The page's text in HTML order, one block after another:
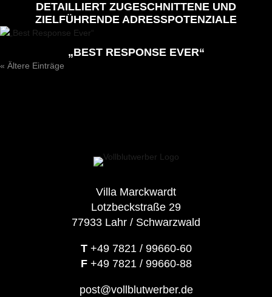
DETAILLIERT ZUGESCHNITTENE UND
ZIELFÜHRENDE ADRESSPOTENZIALE
„BEST RESPONSE EVER“
« Ältere Einträge
Villa Marckwardt
Lotzbeckstraße 29
77933 Lahr / Schwarzwald
T+49 7821 / 99660-60
F+49 7821 / 99660-88
post@vollblutwerber.de